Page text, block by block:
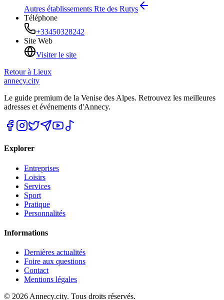
Autres établissements Rte des Rutys
Téléphone
+33450328242
Site Web
Visiter le site
Retour à Lieux
annecy.city
Le guide premium de la Venise des Alpes. Retrouvez les meilleures
adresses et événements d'Annecy.
Explorer
Entreprises
Loisirs
Services
Sport
Pratique
Personnalités
Informations
Dernières actualités
Foire aux questions
Contact
Mentions légales
© 2026 Annecy.city. Tous droits réservés.